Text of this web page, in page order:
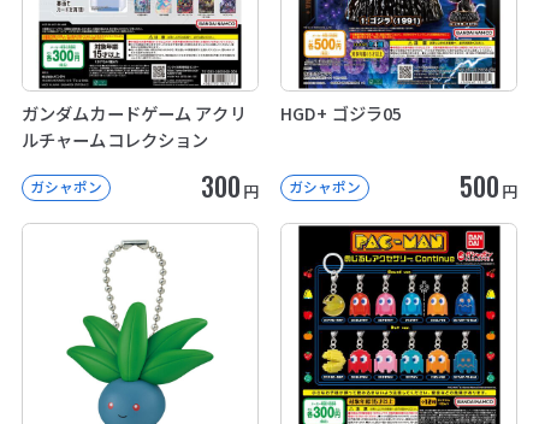
ガンダムカードゲーム アクリ
ルチャームコレクション
ガシャポン 300 円
HGD+ ゴジラ05
ガシャポン 500 円